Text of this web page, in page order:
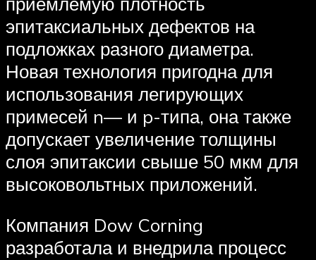
эпитаксиальных дефектов на
подложках разного диаметра.
Новая технология пригодна для
использования легирующих
примесей n— и p-типа, она также
допускает увеличение толщины
слоя эпитаксии свыше 50 мкм для
высоковольтных приложений.
Компания Dow Corning
разработала и внедрила процесс